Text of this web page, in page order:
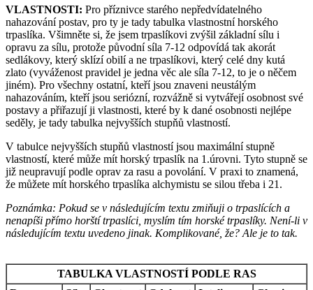
VLASTNOSTI: Pro příznivce starého nepředvídatelného
nahazování postav, pro ty je tady tabulka vlastnostní horského
trpaslíka. Všimněte si, že jsem trpaslíkovi zvýšil základní sílu i
opravu za sílu, protože původní síla 7-12 odpovídá tak akorát
sedlákovy, který sklízí obilí a ne trpaslíkovi, který celé dny kutá
zlato (vyváženost pravidel je jedna věc ale síla 7-12, to je o něčem
jiném). Pro všechny ostatní, kteří jsou znaveni neustálým
nahazováním, kteří jsou seriózní, rozvážně si vytvářejí osobnost své
postavy a přiřazují ji vlastnosti, které by k dané osobnosti nejlépe
seděly, je tady tabulka nejvyšších stupňů vlastností.
V tabulce nejvyšších stupňů vlastností jsou maximální stupně
vlastností, které může mít horský trpaslík na 1.úrovni. Tyto stupně se
již neupravují podle oprav za rasu a povolání. V praxi to znamená,
že můžete mít horského trpaslíka alchymistu se silou třeba i 21.
Poznámka: Pokud se v následujícím textu zmiňuji o trpaslících a
nenapíši přímo horští trpaslíci, myslím tím horské trpaslíky. Není-li v
následujícím textu uvedeno jinak. Komplikované, že? Ale je to tak.
TABULKA VLASTNOSTÍ PODLE RAS